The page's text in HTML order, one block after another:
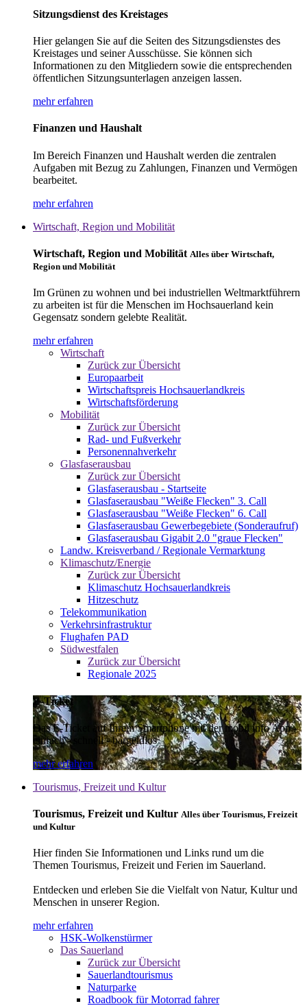
Sitzungsdienst des Kreistages
Hier gelangen Sie auf die Seiten des Sitzungsdienstes des
Kreistages und seiner Ausschüsse. Sie können sich
Informationen zu den Mitgliedern sowie die entsprechenden
öffentlichen Sitzungsunterlagen anzeigen lassen.
mehr erfahren
Finanzen und Haushalt
Im Bereich Finanzen und Haushalt werden die zentralen
Aufgaben mit Bezug zu Zahlungen, Finanzen und Vermögen
bearbeitet.
mehr erfahren
Wirtschaft, Region und Mobilität
Wirtschaft, Region und Mobilität Alles über Wirtschaft,
Region und Mobilität
Im Grünen zu wohnen und bei industriellen Weltmarktführern
zu arbeiten ist für die Menschen im Hochsauerland kein
Gegensatz sondern gelebte Realität.
mehr erfahren
Wirtschaft
Zurück zur Übersicht
Europaarbeit
Wirtschaftspreis Hochsauerlandkreis
Wirtschaftsförderung
Mobilität
Zurück zur Übersicht
Rad- und Fußverkehr
Personennahverkehr
Glasfaserausbau
Zurück zur Übersicht
Glasfaserausbau - Startseite
Glasfaserausbau "Weiße Flecken" 3. Call
Glasfaserausbau "Weiße Flecken" 6. Call
Glasfaserausbau Gewerbegebiete (Sonderaufruf)
Glasfaserausbau Gigabit 2.0 "graue Flecken"
Landw. Kreisverband / Regionale Vermarktung
Klimaschutz/Energie
Zurück zur Übersicht
Klimaschutz Hochsauerlandkreis
Hitzeschutz
Telekommunikation
Verkehrsinfrastruktur
Flughafen PAD
Südwestfalen
Zurück zur Übersicht
Regionale 2025
E-Ticket
Das E-Ticket auf Ihrem Smartphone mit der mobil info App -
einfach - schnell - bargeldlos
mehr erfahren
Tourismus, Freizeit und Kultur
Tourismus, Freizeit und Kultur Alles über Tourismus, Freizeit
und Kultur
Hier finden Sie Informationen und Links rund um die
Themen Tourismus, Freizeit und Ferien im Sauerland.
Entdecken und erleben Sie die Vielfalt von Natur, Kultur und
Menschen in unserer Region.
mehr erfahren
HSK-Wolkenstürmer
Das Sauerland
Zurück zur Übersicht
Sauerlandtourismus
Naturparke
Roadbook für Motorrad fahrer